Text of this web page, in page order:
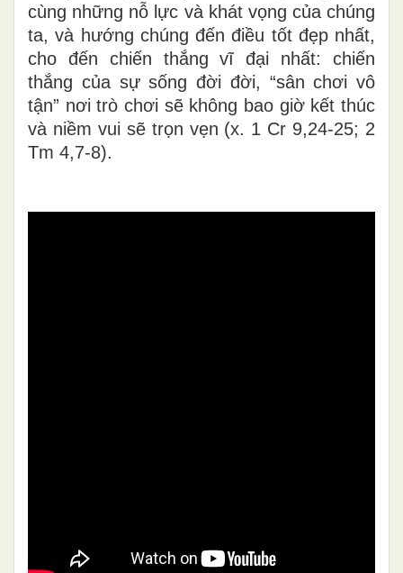
cùng những nỗ lực và khát vọng của chúng
ta, và hướng chúng đến điều tốt đẹp nhất,
cho đến chiến thắng vĩ đại nhất: chiến
thắng của sự sống đời đời, “sân chơi vô
tận” nơi trò chơi sẽ không bao giờ kết thúc
và niềm vui sẽ trọn vẹn (x. 1 Cr 9,24-25; 2
Tm 4,7-8).